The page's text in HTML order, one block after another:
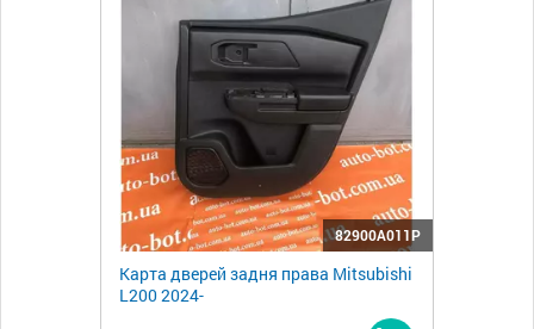
82900A011P
Карта дверей задня права Mitsubishi
L200 2024-